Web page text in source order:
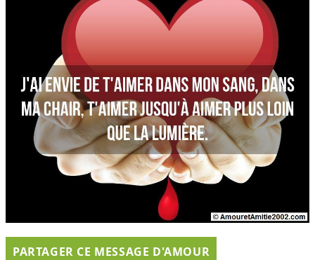
PARTAGER CE MESSAGE D'AMOUR